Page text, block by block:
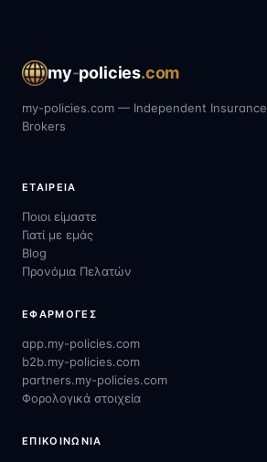
my-policies.com
my-policies.com — Independent Insurance
Brokers
ΕΤΑΙΡΕΊΑ
Ποιοι είμαστε
Γιατί με εμάς
Blog
Προνόμια Πελατών
ΕΦΑΡΜΟΓΈΣ
app.my-policies.com
b2b.my-policies.com
partners.my-policies.com
Φορολογικά στοιχεία
ΕΠΙΚΟΙΝΩΝΊΑ